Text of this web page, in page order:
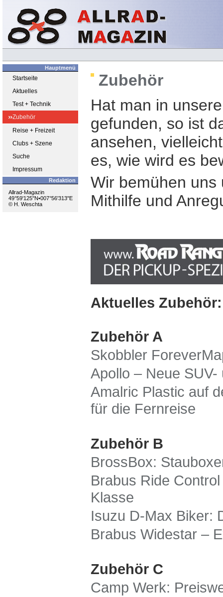
Hauptmenü
Startseite
Aktuelles
Test + Technik
Zubehör
Reise + Freizeit
Clubs + Szene
Suche
Impressum
Redaktion
Allrad-Magazin
49°59'125''N•007°56'313''E
© H. Weschta
Zubehör
Hat man in
gefunden, so ist
ansehen,
es, wie wird es
Wir bemühen uns
Mithilfe und
Aktuelles Zubehör:
Zubehör A
Skobbler
Apollo – Neue
Amalric Plastic auf
für die Fernreise
Zubehör B
BrossBox:
Brabus Ride
Klasse
Isuzu D-Max Biker:
Brabus Widestar –
Zubehör C
Camp Werk: